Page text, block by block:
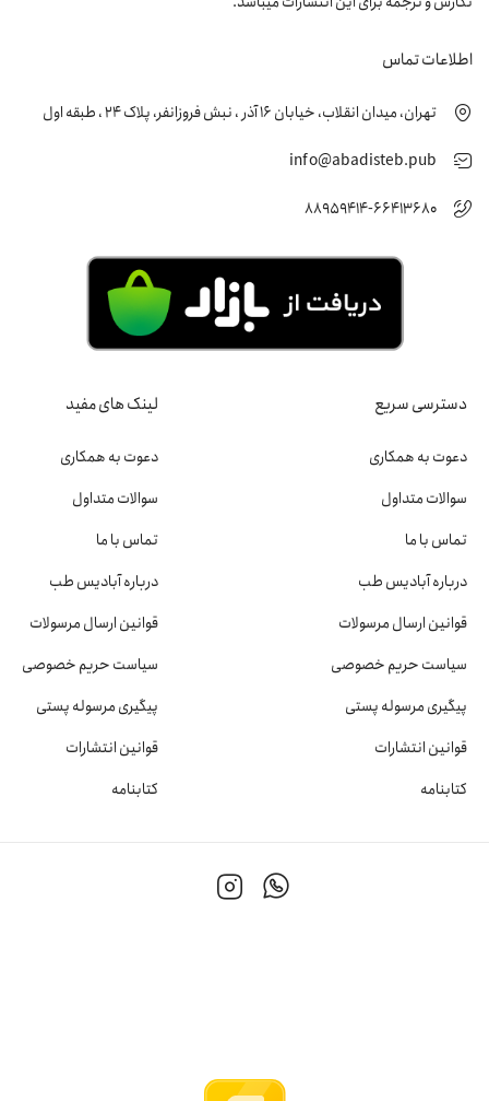
اطلاعات تماس
تهران، میدان انقلاب، خیابان 16 آذر ، نبش فروزانفر، پلاک 24 ، طبقه اول
info@abadisteb.pub
88959414-66413680
دسترسی سریع
دعوت به همکاری
سوالات متداول
تماس با ما
درباره آبادیس طب
قوانین ارسال مرسولات
سیاست حریم خصوصی
پیگیری مرسوله پستی
قوانین انتشارات
کتابنامه
لینک های مفید
دعوت به همکاری
سوالات متداول
تماس با ما
درباره آبادیس طب
قوانین ارسال مرسولات
سیاست حریم خصوصی
پیگیری مرسوله پستی
قوانین انتشارات
کتابنامه